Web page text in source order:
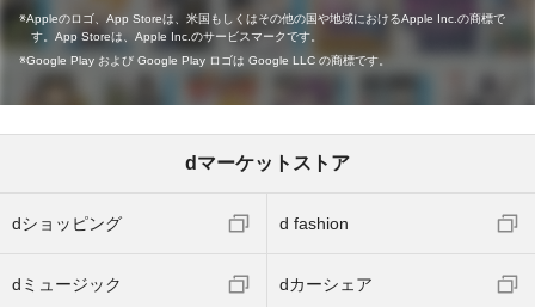
Appleのロゴ、App Storeは、米国もしくはその他の国や地域におけるApple Inc.の商標で
す。App Storeは、Apple Inc.のサービスマークです。
Google Play および Google Play ロゴは Google LLC の商標です。
dマーケットストア
dショッピング d fashion
dミュージック dカーシェア